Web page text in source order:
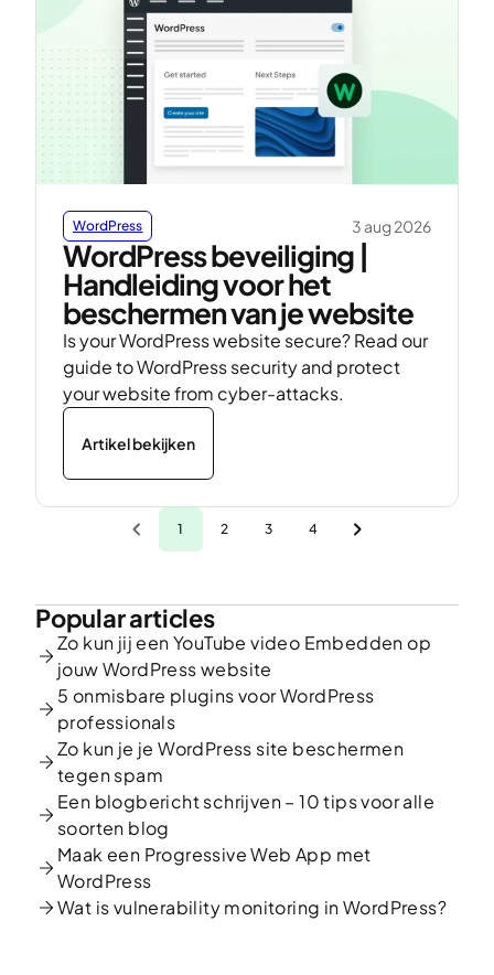
WordPress 3 aug 2026
WordPress beveiliging |
Handleiding voor het
beschermen van je website
Is your WordPress website secure? Read our
guide to WordPress security and protect
your website from cyber-attacks.
Artikel bekijken
1 2 3 4
Popular articles
Zo kun jij een YouTube video Embedden op
jouw WordPress website
5 onmisbare plugins voor WordPress
professionals
Zo kun je je WordPress site beschermen
tegen spam
Een blogbericht schrijven – 10 tips voor alle
soorten blog
Maak een Progressive Web App met
WordPress
Wat is vulnerability monitoring in WordPress?